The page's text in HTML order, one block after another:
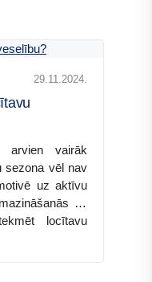
29.11.2024.
arvien vairāk
sezona vēl nav
uz aktīvu
un
locītavu